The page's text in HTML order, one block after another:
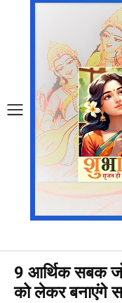
9 आर्थिक सबक
को लेकर बनाएंगे